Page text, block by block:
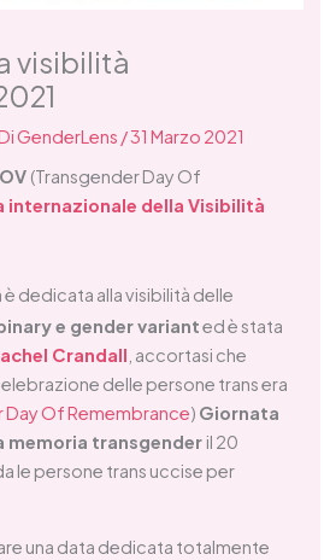
visibilità
GenderLens /31 Marzo 2021
(Transgender Day Of
internazionale della Visibilità
dedicata alla visibilità delle
e gender varianted è stata
Crandall , accortasi che
delle persone trans era
Day Of Remembrance) Giornata
memoria transgender il 20
le persone trans uccise per
una data dedicata totalmente